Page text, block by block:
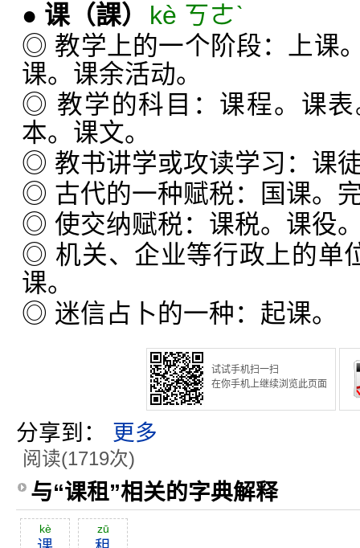
● 课（課）
kè ㄎㄜˋ
◎ 教学上的一个阶段：上课
课。课余活动。
◎ 教学的科目：课程。课
本。课文。
◎ 教书讲学或攻读学习：课
◎ 古代的一种赋税：国课。
◎ 使交纳赋税：课税。课役
◎ 机关、企业等行政上的单
课。
◎ 迷信占卜的一种：起课。
试试手机扫一扫
在你手机上继续浏览此页面
分享到： 更多
阅读(1719次)
与“课租”相关的字典解释
kè zū